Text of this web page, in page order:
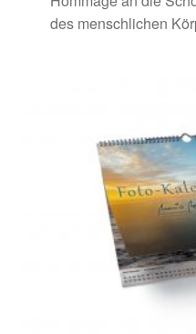
des menschlichen